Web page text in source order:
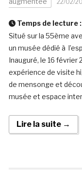
22/02/
Temps de lecture :
Situé sur la 55ème
un musée dédié à
Inauguré, le 16 février
expérience de visite
de mensonge et
musée et espace
Lire la suite →